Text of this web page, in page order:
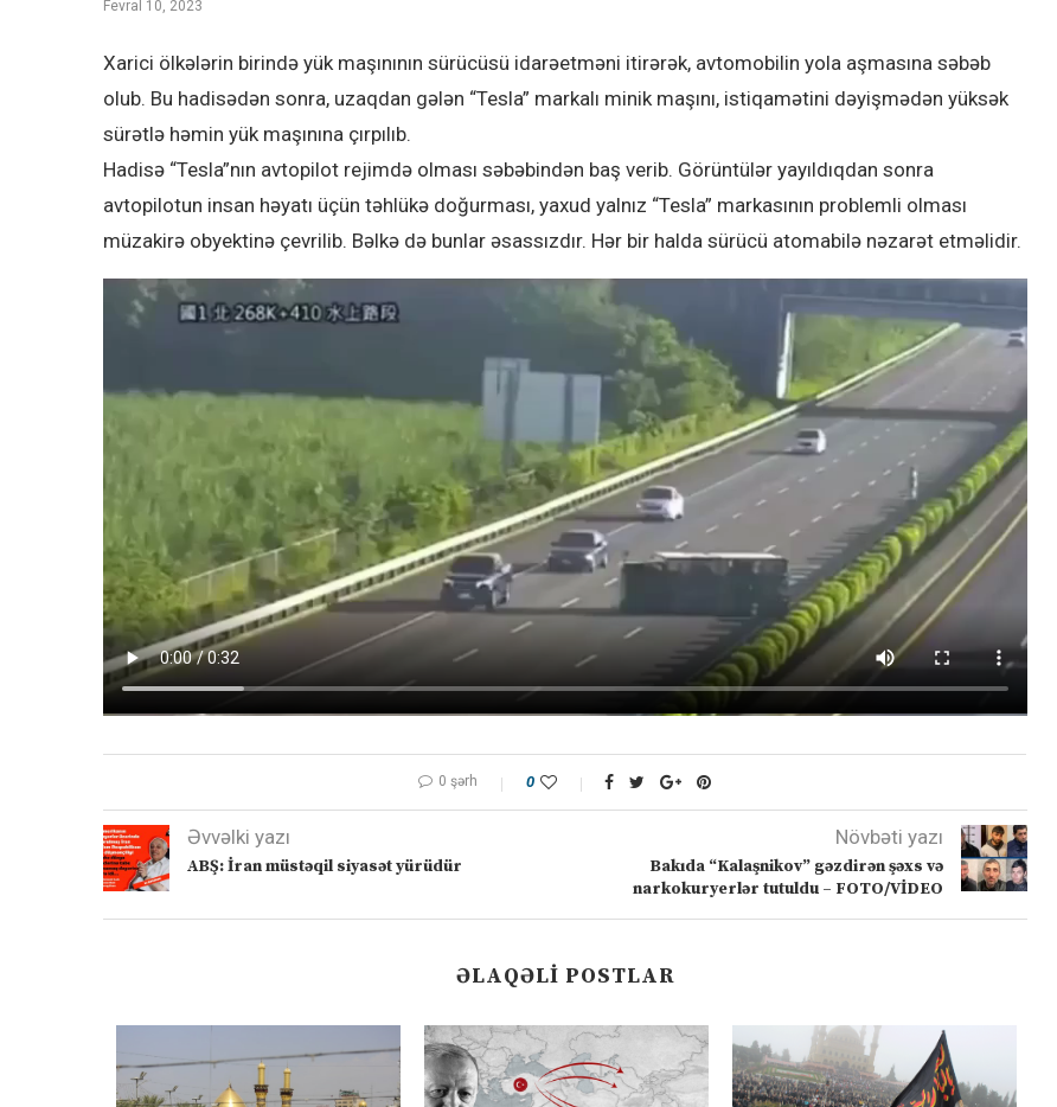
Fevral 10, 2023
Xarici ölkələrin birində yük maşınının sürücüsü idarəetməni itirərək, avtomobilin yola aşmasına səbəb
olub. Bu hadisədən sonra, uzaqdan gələn “Tesla” markalı minik maşını, istiqamətini dəyişmədən yüksək
sürətlə həmin yük maşınına çırpılıb.
Hadisə “Tesla”nın avtopilot rejimdə olması səbəbindən baş verib. Görüntülər yayıldıqdan sonra
avtopilotun insan həyatı üçün təhlükə doğurması, yaxud yalnız “Tesla” markasının problemli olması
müzakirə obyektinə çevrilib. Bəlkə də bunlar əsassızdır. Hər bir halda sürücü atomabilə nəzarət etməlidir.
0 şərh 0
Əvvəlki yazı
ABŞ: İran müstəqil siyasət yürüdür
Növbəti yazı
Bakıda “Kalaşnikov” gəzdirən şəxs və
narkokuryerlər tutuldu – FOTO/VİDEO
ƏLAQƏLI POSTLAR